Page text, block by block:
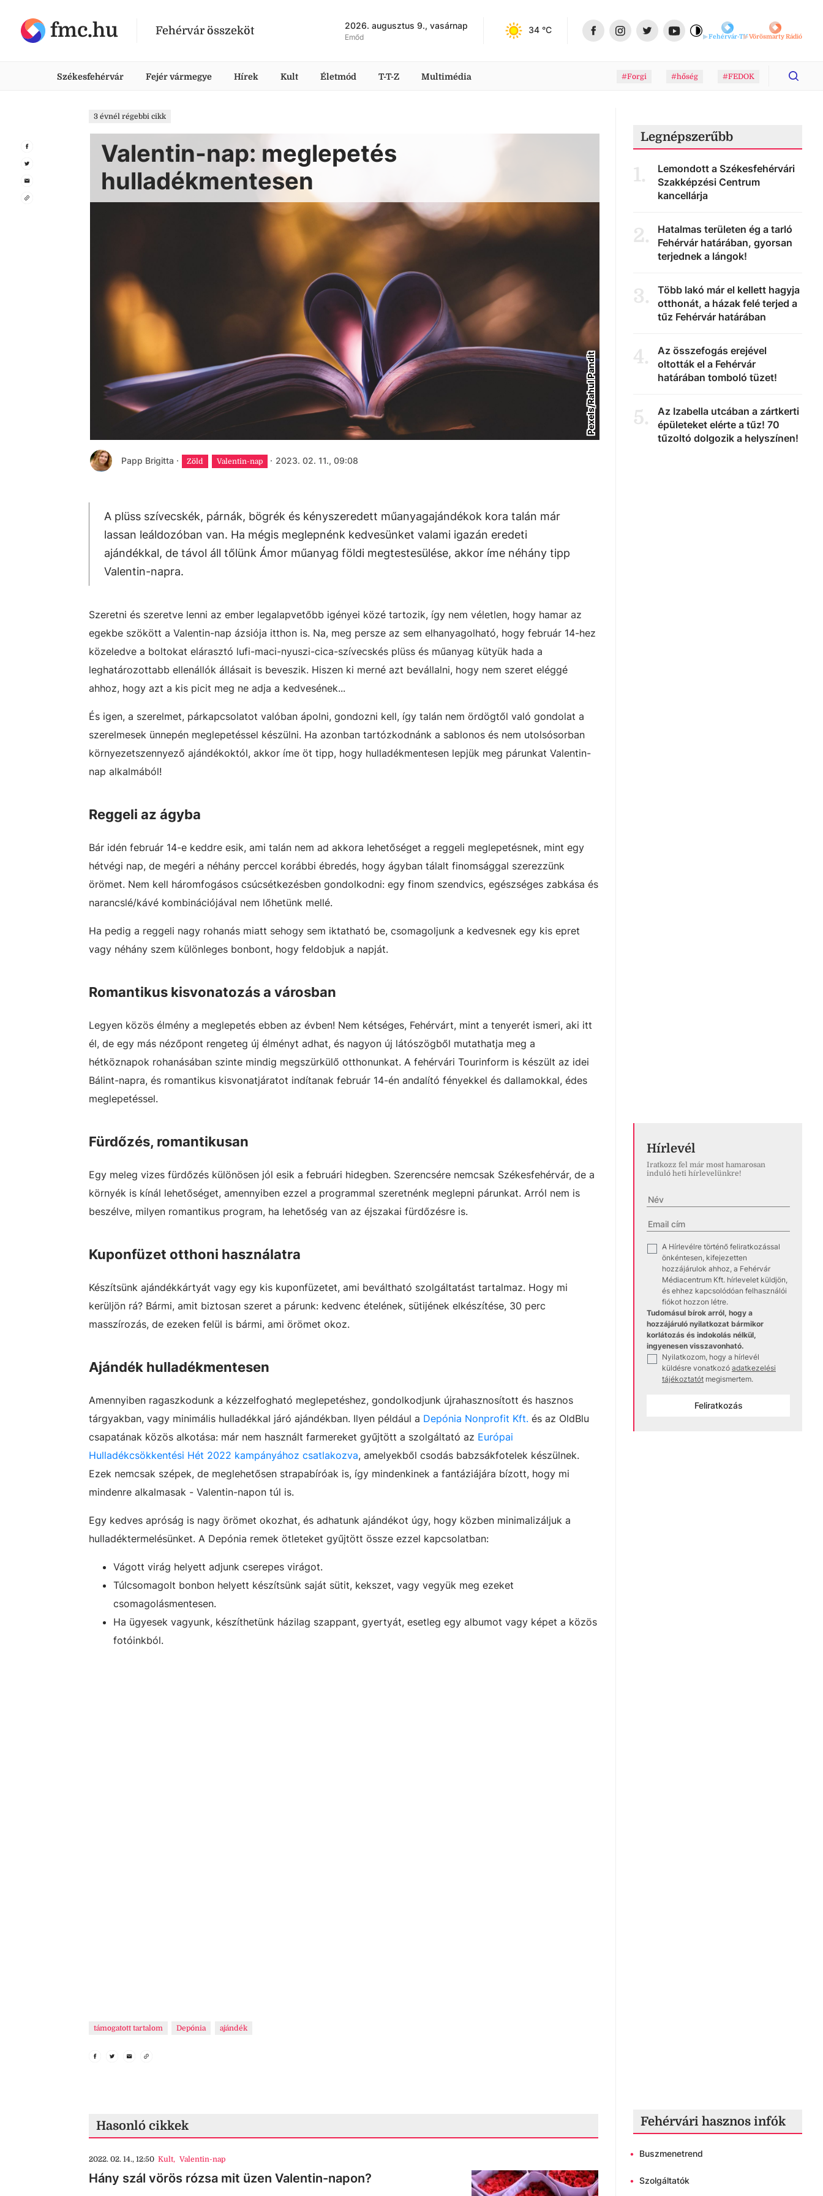
fmc.hu Fehérvár összeköt 2026. augusztus 9., vasárnap
Emőd
34 °C
Fehérvár-TVVörösmarty Rádió
Székesfehérvár Fejér vármegye Hírek Kult Életmód T-T-Z Multimédia #Forgi #hőség #FEDOK
3 évnél régebbi cikk
Pexels/Rahul Pandit
Valentin-nap: meglepetés
hulladékmentesen
Papp Brigitta · Zöld Valentin-nap · 2023. 02. 11., 09:08
A plüss szívecskék, párnák, bögrék és kényszeredett műanyagajándékok kora talán már
lassan leáldozóban van. Ha mégis meglepnénk kedvesünket valami igazán eredeti
ajándékkal, de távol áll tőlünk Ámor műanyag földi megtestesülése, akkor íme néhány tipp
Valentin-napra.
Szeretni és szeretve lenni az ember legalapvetőbb igényei közé tartozik, így nem véletlen, hogy hamar az
egekbe szökött a Valentin-nap ázsiója itthon is. Na, meg persze az sem elhanyagolható, hogy február 14-hez
közeledve a boltokat elárasztó lufi-maci-nyuszi-cica-szívecskés plüss és műanyag kütyük hada a
leghatározottabb ellenállók állásait is beveszik. Hiszen ki merné azt bevállalni, hogy nem szeret eléggé
ahhoz, hogy azt a kis picit meg ne adja a kedvesének...
És igen, a szerelmet, párkapcsolatot valóban ápolni, gondozni kell, így talán nem ördögtől való gondolat a
szerelmesek ünnepén meglepetéssel készülni. Ha azonban tartózkodnánk a sablonos és nem utolsósorban
környezetszennyező ajándékoktól, akkor íme öt tipp, hogy hulladékmentesen lepjük meg párunkat Valentin-
nap alkalmából!
Reggeli az ágyba
Bár idén február 14-e keddre esik, ami talán nem ad akkora lehetőséget a reggeli meglepetésnek, mint egy
hétvégi nap, de megéri a néhány perccel korábbi ébredés, hogy ágyban tálalt finomsággal szerezzünk
örömet. Nem kell háromfogásos csúcsétkezésben gondolkodni: egy finom szendvics, egészséges zabkása és
narancslé/kávé kombinációjával nem lőhetünk mellé.
Ha pedig a reggeli nagy rohanás miatt sehogy sem iktatható be, csomagoljunk a kedvesnek egy kis epret
vagy néhány szem különleges bonbont, hogy feldobjuk a napját.
Romantikus kisvonatozás a városban
Legyen közös élmény a meglepetés ebben az évben! Nem kétséges, Fehérvárt, mint a tenyerét ismeri, aki itt
él, de egy más nézőpont rengeteg új élményt adhat, és nagyon új látószögből mutathatja meg a
hétköznapok rohanásában szinte mindig megszürkülő otthonunkat. A fehérvári Tourinform is készült az idei
Bálint-napra, és romantikus kisvonatjáratot indítanak február 14-én andalító fényekkel és dallamokkal, édes
meglepetéssel.
Fürdőzés, romantikusan
Egy meleg vizes fürdőzés különösen jól esik a februári hidegben. Szerencsére nemcsak Székesfehérvár, de a
környék is kínál lehetőséget, amennyiben ezzel a programmal szeretnénk meglepni párunkat. Arról nem is
beszélve, milyen romantikus program, ha lehetőség van az éjszakai fürdőzésre is.
Kuponfüzet otthoni használatra
Készítsünk ajándékkártyát vagy egy kis kuponfüzetet, ami beváltható szolgáltatást tartalmaz. Hogy mi
kerüljön rá? Bármi, amit biztosan szeret a párunk: kedvenc ételének, sütijének elkészítése, 30 perc
masszírozás, de ezeken felül is bármi, ami örömet okoz.
Ajándék hulladékmentesen
Amennyiben ragaszkodunk a kézzelfogható meglepetéshez, gondolkodjunk újrahasznosított és hasznos
tárgyakban, vagy minimális hulladékkal járó ajándékban. Ilyen például a Depónia Nonprofit Kft. és az OldBlu
csapatának közös alkotása: már nem használt farmereket gyűjtött a szolgáltató az Európai
Hulladékcsökkentési Hét 2022 kampányához csatlakozva, amelyekből csodás babzsákfotelek készülnek.
Ezek nemcsak szépek, de meglehetősen strapabíróak is, így mindenkinek a fantáziájára bízott, hogy mi
mindenre alkalmasak - Valentin-napon túl is.
Egy kedves apróság is nagy örömet okozhat, és adhatunk ajándékot úgy, hogy közben minimalizáljuk a
hulladéktermelésünket. A Depónia remek ötleteket gyűjtött össze ezzel kapcsolatban:
Vágott virág helyett adjunk cserepes virágot.
Túlcsomagolt bonbon helyett készítsünk saját sütit, kekszet, vagy vegyük meg ezeket
csomagolásmentesen.
Ha ügyesek vagyunk, készíthetünk házilag szappant, gyertyát, esetleg egy albumot vagy képet a közös
fotóinkból.
támogatott tartalom Depónia ajándék
Hasonló cikkek
2022. 02. 14., 12:50 Kult, Valentin-nap
Hány szál vörös rózsa mit üzen Valentin-napon?
Legnépszerűbb
1.
Lemondott a Székesfehérvári
Szakképzési Centrum
kancellárja
2.
Hatalmas területen ég a tarló
Fehérvár határában, gyorsan
terjednek a lángok!
3.
Több lakó már el kellett hagyja
otthonát, a házak felé terjed a
tűz Fehérvár határában
4.
Az összefogás erejével
oltották el a Fehérvár
határában tomboló tüzet!
5.
Az Izabella utcában a zártkerti
épületeket elérte a tűz! 70
tűzoltó dolgozik a helyszínen!
Hírlevél
Iratkozz fel már most hamarosan
induló heti hírlevelünkre!
A Hírlevélre történő feliratkozással
önkéntesen, kifejezetten
hozzájárulok ahhoz, a Fehérvár
Médiacentrum Kft. hírlevelet küldjön,
és ehhez kapcsolódóan felhasználói
fiókot hozzon létre.
Tudomásul bírok arról, hogy a
hozzájáruló nyilatkozat bármikor
korlátozás és indokolás nélkül,
ingyenesen visszavonható.
Nyilatkozom, hogy a hírlevél
küldésre vonatkozó adatkezelési
tájékoztatót megismertem.
Feliratkozás
Fehérvári hasznos infók
• Buszmenetrend
• Szolgáltatók